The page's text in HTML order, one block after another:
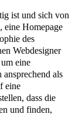
ist und sich von
eine Homepage
des
Webdesigner
eine
als
eine
dass die
und finden,